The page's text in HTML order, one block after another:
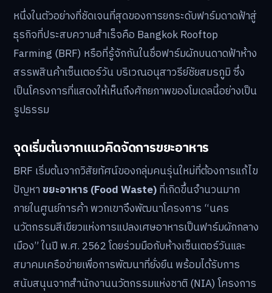
หนึ่งในตัวอย่างที่ชัดเจนที่สุดของการยกระดับฟาร์มดาดฟ้าสู่
ธุรกิจที่ประสบความสำเร็จคือ Bangkok Rooftop
Farming (BRF) หรือที่รู้จักกันในชื่อฟาร์มผักบนดาดฟ้าห้าง
สรรพสินค้าเซ็นเตอร์วัน บริเวณอนุสาวรีย์ชัยสมรภูมิ ซึ่ง
เป็นโครงการที่แสดงให้เห็นถึงศักยภาพของโมเดลนี้อย่างเป็น
รูปธรรม
จุดเริ่มต้นจากแนวคิดจัดการขยะอาหาร
BRF เริ่มต้นจากวิสัยทัศน์ของกลุ่มคนรุ่นใหม่ที่ต้องการแก้ไข
ปัญหา ขยะอาหาร (Food Waste)ที่เกิดขึ้นจำนวนมาก
ภายในศูนย์การค้า พวกเขาจึงพัฒนาโครงการ “นคร
นวัตกรรมสีเขียวแห่งการแปลงเศษอาหารเป็นฟาร์มผักกลาง
เมือง” ในปี พ.ศ. 2562 โดยร่วมมือกับห้างเซ็นเตอร์วันและ
สมาคมเครือข่ายเพื่อการพัฒนาที่ยั่งยืน พร้อมได้รับการ
สนับสนุนจากสำนักงานนวัตกรรมแห่งชาติ (NIA) โครงการ